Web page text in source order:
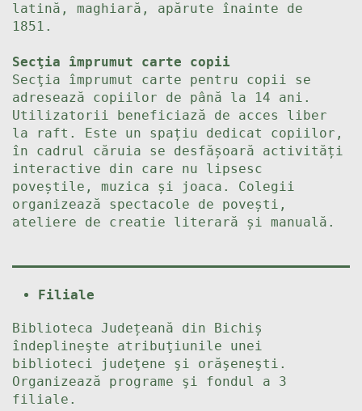
latină, maghiară, apărute înainte de
1851.
Secţia împrumut carte copii
Secţia împrumut carte pentru copii se
adresează copiilor de până la 14 ani.
Utilizatorii beneficiază de acces liber
la raft. Este un spațiu dedicat copiilor,
în cadrul căruia se desfășoară activități
interactive din care nu lipsesc
poveștile, muzica și joaca. Colegii
organizează spectacole de povești,
ateliere de creatie literară și manuală.
Filiale
Biblioteca Județeană din Bichiș
îndeplineşte atribuţiunile unei
biblioteci judeţene şi orăşeneşti.
Organizează programe şi fondul a 3
filiale.